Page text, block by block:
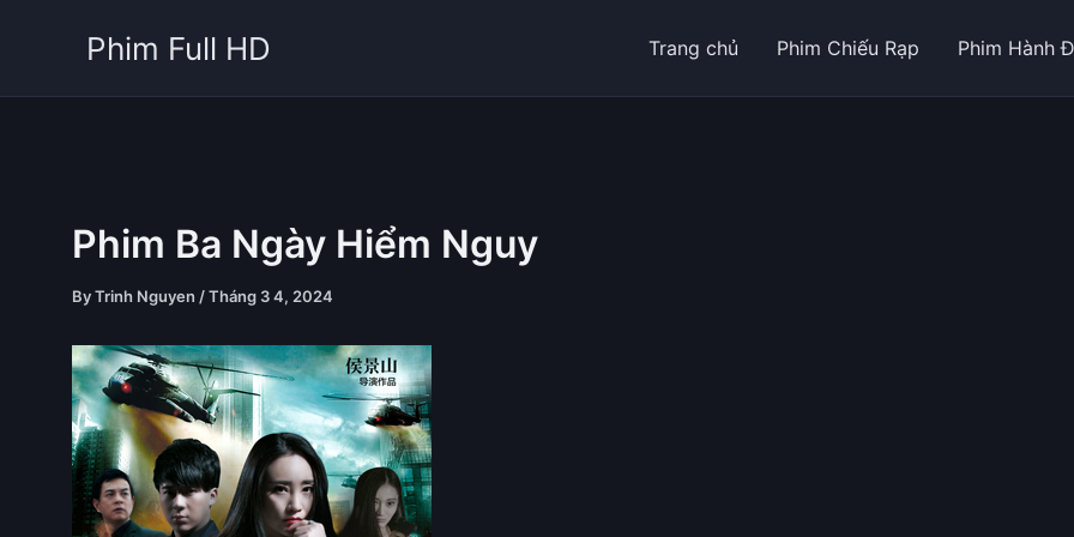
Phim Full HD Trang chủ Phim Chiếu Rạp Phim Hành
Phim Ba Ngày Hiểm Nguy
ByTrinh Nguyen /Tháng 3 4, 2024